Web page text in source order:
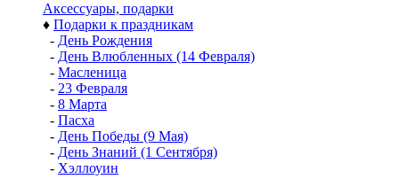
Аксессуары, подарки
♦ Подарки к праздникам
- День Рождения
- День Влюбленных (14 Февраля)
- Масленица
- 23 Февраля
- 8 Марта
- Пасха
- День Победы (9 Мая)
- День Знаний (1 Сентября)
- Хэллоуин